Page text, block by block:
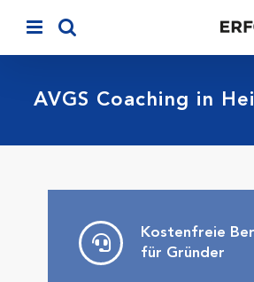
AVGS Coaching in
Kostenfreie
für Gründer